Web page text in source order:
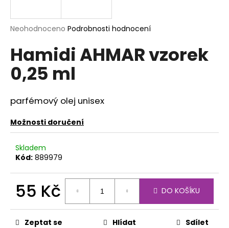
Průměrné
produktu
je
0,0
z
hvězdiček.
Neohodnoceno Podrobnosti hodnocení
Hamidi AHMAR vzorek
0,25 ml
parfémový olej unisex
Možnosti doručení
Skladem
Kód: 889979
55 Kč
cena:
DO KOŠÍKU
Zeptat se Hlídat Sdílet
j
t
?
D
o
p
o
r
u